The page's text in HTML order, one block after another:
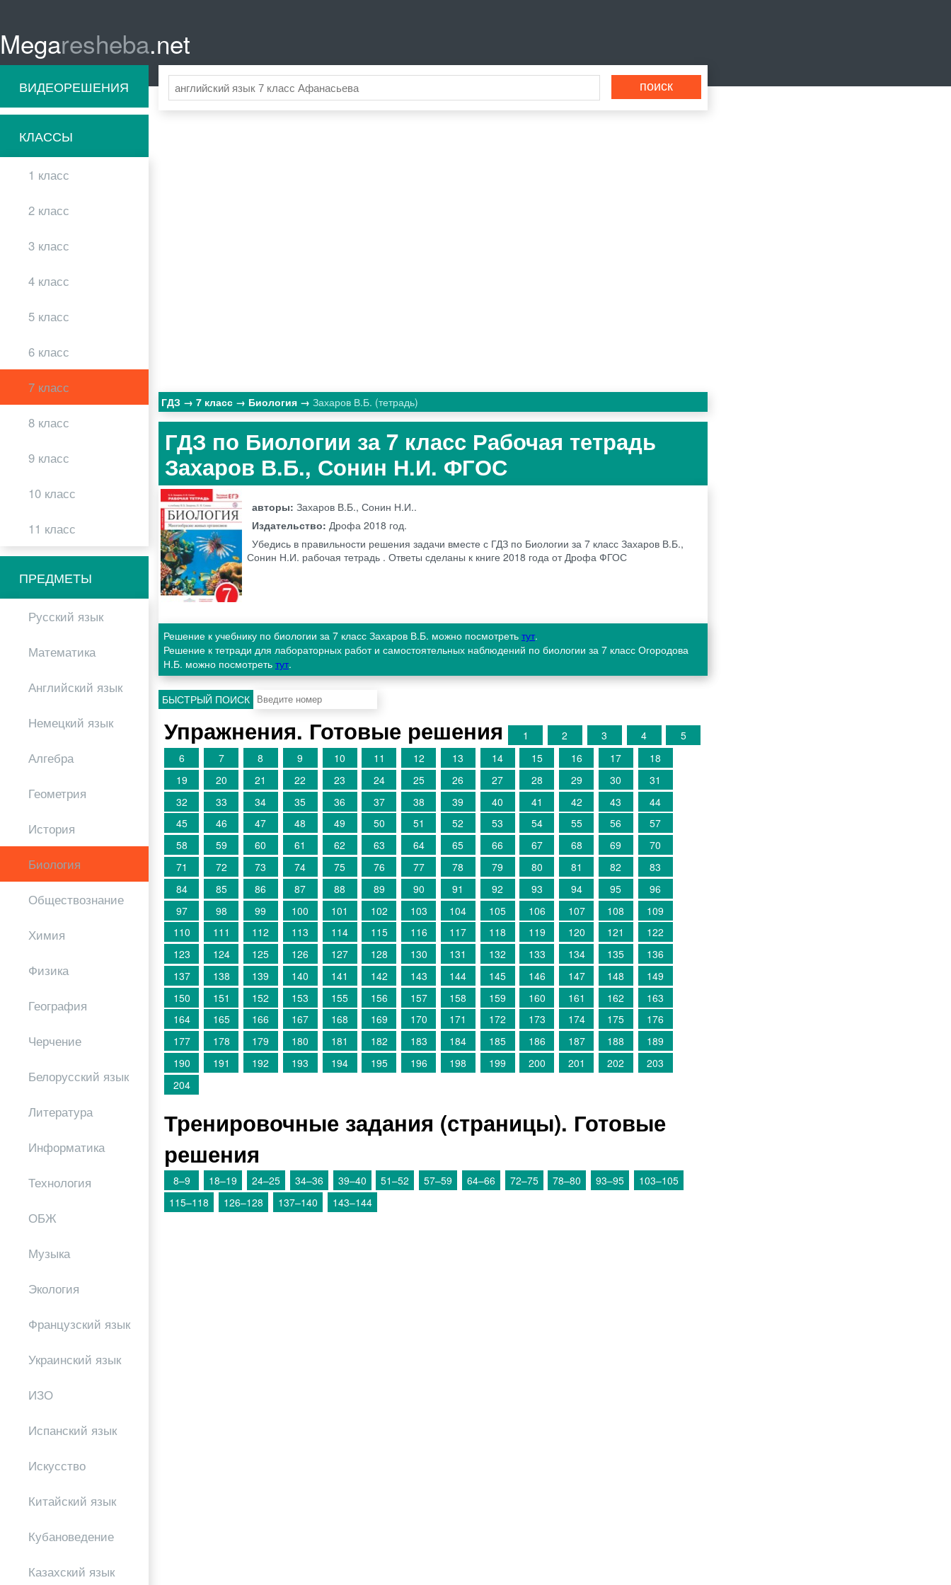
Megaresheba.net
ВИДЕОРЕШЕНИЯ
КЛАССЫ
1 класс
2 класс
3 класс
4 класс
5 класс
6 класс
7 класс
8 класс
9 класс
10 класс
11 класс
ПРЕДМЕТЫ
Русский язык
Математика
Английский язык
Немецкий язык
Алгебра
Геометрия
История
Биология
Обществознание
Химия
Физика
География
Черчение
Белорусский язык
Литература
Информатика
Технология
ОБЖ
Музыка
Экология
Французский язык
Украинский язык
ИЗО
Испанский язык
Искусство
Китайский язык
Кубановедение
Казахский язык
ГДЗ 7 класс Биология Захаров В.Б. (тетрадь)
ГДЗ по Биологии за 7 класс Рабочая тетрадь
Захаров В.Б., Сонин Н.И. ФГОС
авторы:Захаров В.Б., Сонин Н.И..
Издательство:Дрофа 2018 год.
Убедись в правильности решения задачи вместе с ГДЗ по Биологии за 7 класс Захаров В.Б.,
Сонин Н.И. рабочая тетрадь . Ответы сделаны к книге 2018 года от Дрофа ФГОС
Решение к учебнику по биологии за 7 класс Захаров В.Б. можно посмотреть тут.
Решение к тетради для лабораторных работ и самостоятельных наблюдений по биологии за 7 класс Огородова
Н.Б. можно посмотреть тут.
БЫСТРЫЙ ПОИСК
Упражнения. Готовые решения 1 2 3 4
5
6
7 8 9 10 11 12 13 14 15 16 17
18
19
20 21 22 23 24 25 26 27 28 29 30
31
32
33 34 35 36 37 38 39 40 41 42 43
44
45
46 47 48 49 50 51 52 53 54 55 56
57
58
59 60 61 62 63 64 65 66 67 68 69
70
71
72 73 74 75 76 77 78 79 80 81 82
83
84
85 86 87 88 89 90 91 92 93 94 95
96
97
98 99 100 101 102 103 104 105 106 107 108
109
110
111 112 113 114 115 116 117 118 119 120 121
122
123
124 125 126 127 128 130 131 132 133 134 135
136
137
138 139 140 141 142 143 144 145 146 147 148
149
150
151 152 153 155 156 157 158 159 160 161 162
163
164
165 166 167 168 169 170 171 172 173 174 175
176
177
178 179 180 181 182 183 184 185 186 187 188
189
190
191 192 193 194 195 196 198 199 200 201 202
203
204
Тренировочные задания (страницы). Готовые
решения
8–9 18–19 24–25 34–36 39–40 51–52 57–59 64–66 72–75 78–80 93–95
103–105
115–118
126–128 137–140 143–144